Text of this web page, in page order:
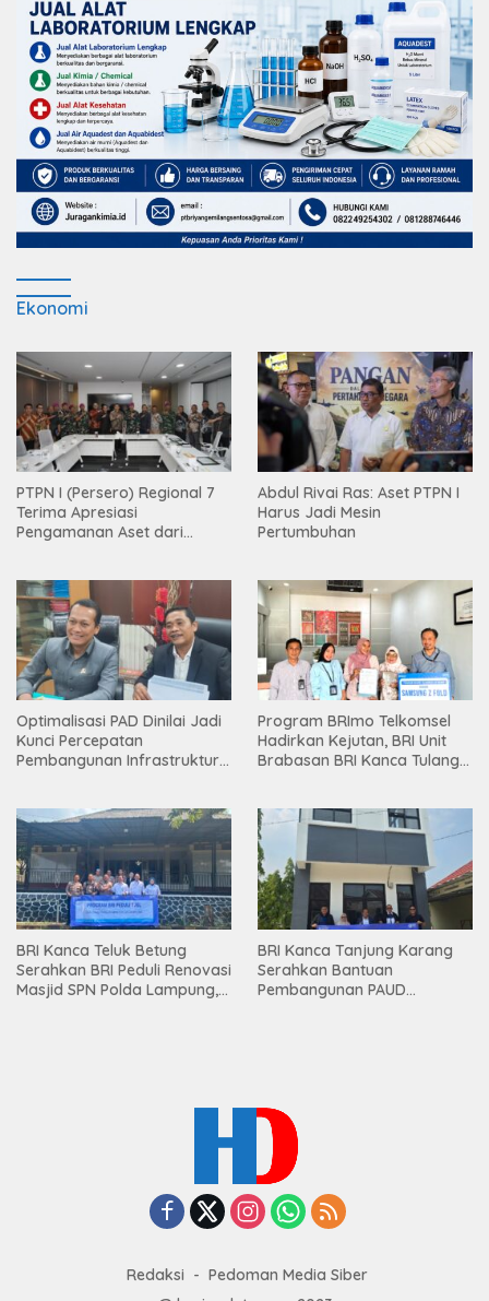
Ekonomi
PTPN I (Persero) Regional 7
Terima Apresiasi
Pengamanan Aset dari
Abdul Rivai Ras: Aset PTPN I
Harus Jadi Mesin
Pertumbuhan
Optimalisasi PAD Dinilai Jadi
Kunci Percepatan
Pembangunan Infrastruktur
Program BRImo Telkomsel
Hadirkan Kejutan, BRI Unit
Brabasan BRI Kanca Tulang
Mesuji
BRI Kanca Teluk Betung
Serahkan BRI Peduli Renovasi
Masjid SPN Polda Lampung,
BRI Kanca Tanjung Karang
Serahkan Bantuan
Pembangunan PAUD
Redaksi
Pedoman Media Siber